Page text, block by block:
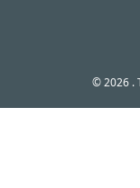
© 2026 .